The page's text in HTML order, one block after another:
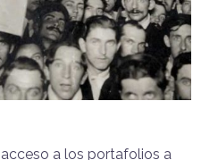
a los portafolios a